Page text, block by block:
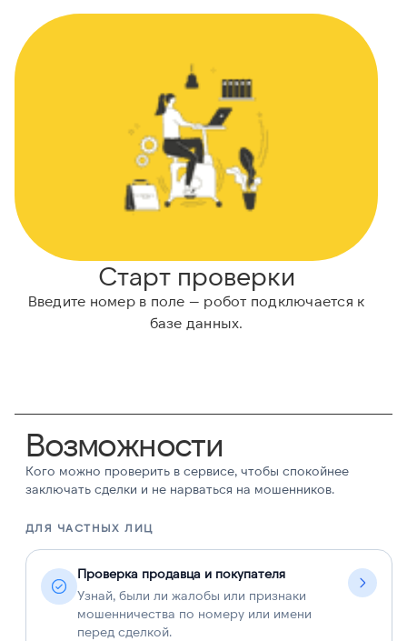
Старт проверки
Введите номер в поле — робот подключается к
базе данных.
Возможности
Кого можно проверить в сервисе, чтобы спокойнее
заключать сделки и не нарваться на мошенников.
ДЛЯ ЧАСТНЫХ ЛИЦ
Проверка продавца и покупателя
Узнай, были ли жалобы или признаки
мошенничества по номеру или имени
перед сделкой.